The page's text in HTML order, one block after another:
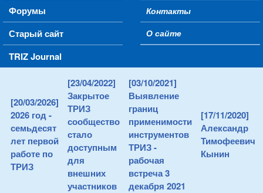
Форумы
Старый сайт
TRIZ Journal
Контакты
О сайте
[20/03/2026]
2026 год -
семьдесят
лет первой
работе по
ТРИЗ
[23/04/2022]
Закрытое
ТРИЗ
сообщество
стало
доступным
для
внешних
участников
[03/10/2021]
Выявление
границ
применимости
инструментов
ТРИЗ -
рабочая
встреча 3
декабря 2021
[17/11/2020]
Александр
Тимофеевич
Кынин